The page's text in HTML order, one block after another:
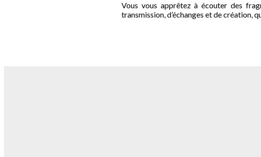
Vous vous apprêtez à écouter des
transmission, d’échanges et de création,